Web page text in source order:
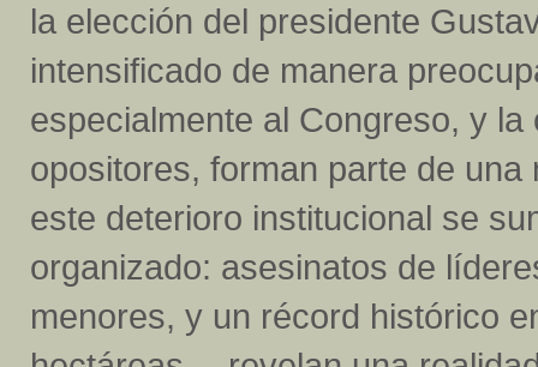
la elección del presidente
intensificado de manera
especialmente al Congreso, y
opositores, forman parte de
este deterioro institucional se
organizado: asesinatos de
menores, y un récord histórico